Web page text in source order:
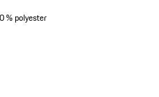
% polyester